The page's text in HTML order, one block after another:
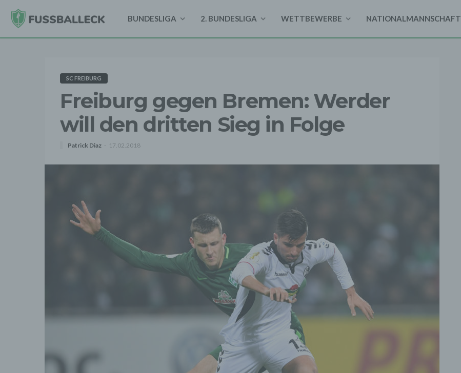
BUNDESLIGA 2. BUNDESLIGA WETTBEWERBE NATIONALMANNSCHAFT
SC FREIBURG
Freiburg gegen Bremen: Werder
will den dritten Sieg in Folge
Patrick Diaz 17.02.2018